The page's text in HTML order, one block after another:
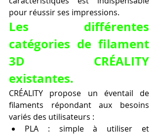
pour réussir ses impressions.
Les différentes
catégories de filament
3D CRÉALITY
existantes.
CRÉALITY propose un éventail de
filaments répondant aux besoins
variés des utilisateurs :
PLA : simple à utiliser et